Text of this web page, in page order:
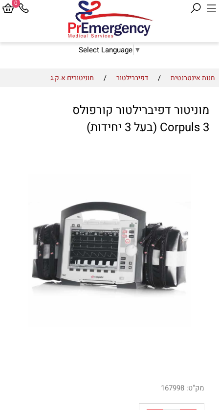
Select Language ▼
0
חנות אינטרנטית / דפיברילטור / מוניטורים א.ק.ג
מוניטור דפיברילטור קורפולס
Corpuls 3 (בעל 3 יחידות)
מק"ט: 167998